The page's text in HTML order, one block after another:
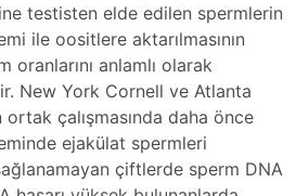
testisten elde edilen spermlerin
ile oositlere aktarılmasının
oranlarını anlamlı olarak
New York Cornell ve Atlanta
ortak çalışmasında daha önce
ejakülat spermleri
çiftlerde sperm DNA